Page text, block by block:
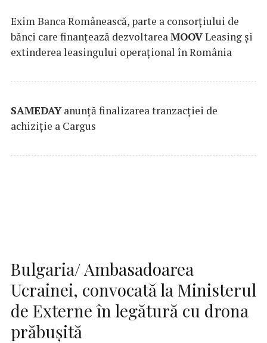
Exim Banca Românească, parte a consorțiului de
bănci care finanțează dezvoltareaMOOVLeasing și
extinderea leasingului operațional în România
SAMEDAYanunță finalizarea tranzacției de
achiziție a Cargus
Bulgaria/ Ambasadoarea
Ucrainei, convocată la Ministerul
de Externe în legătură cu drona
prăbuşită